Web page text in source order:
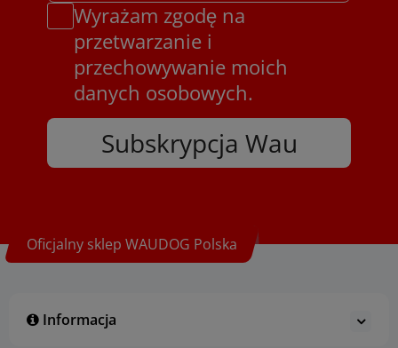
Subskrypcja Wau
Wyrażam zgodę na
przetwarzanie i
przechowywanie moich
danych osobowych.
Oficjalny sklep WAUDOG Polska
Informacja